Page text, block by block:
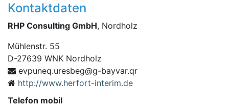
Kontaktdaten
RHP Consulting GmbH, Nordholz
Mühlenstr. 55
D-27639 WNK Nordholz
rq
.ravyab-g@gebseru.qenupve
http://www.herfort-interim.de
Telefon mobil